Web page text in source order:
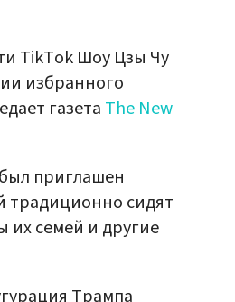
TikTok Шоу Цзы Чу
избранного
газета The New
приглашен
традиционно сидят
семей и другие
Трампа